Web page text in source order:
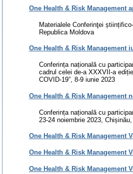
One Health & Risk Management
Materialele Conferinţei
Republica Moldova
One Health & Risk Management
Conferința națională cu
cadrul celei de-a XXXVII-a
COVID-19”, 8-9 iunie 2023
One Health & Risk Management
Conferința națională cu
23-24 noiembrie 2023,
One Health & Risk Management
One Health & Risk Management
One Health & Risk Management